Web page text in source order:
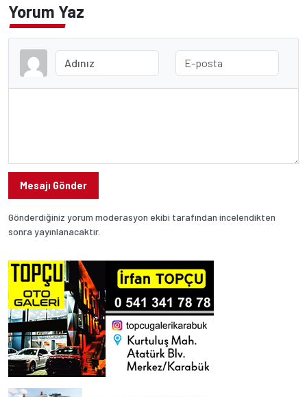
Yorum Yaz
Mesajı Gönder
Gönderdiğiniz yorum moderasyon ekibi tarafından incelendikten
sonra yayınlanacaktır.